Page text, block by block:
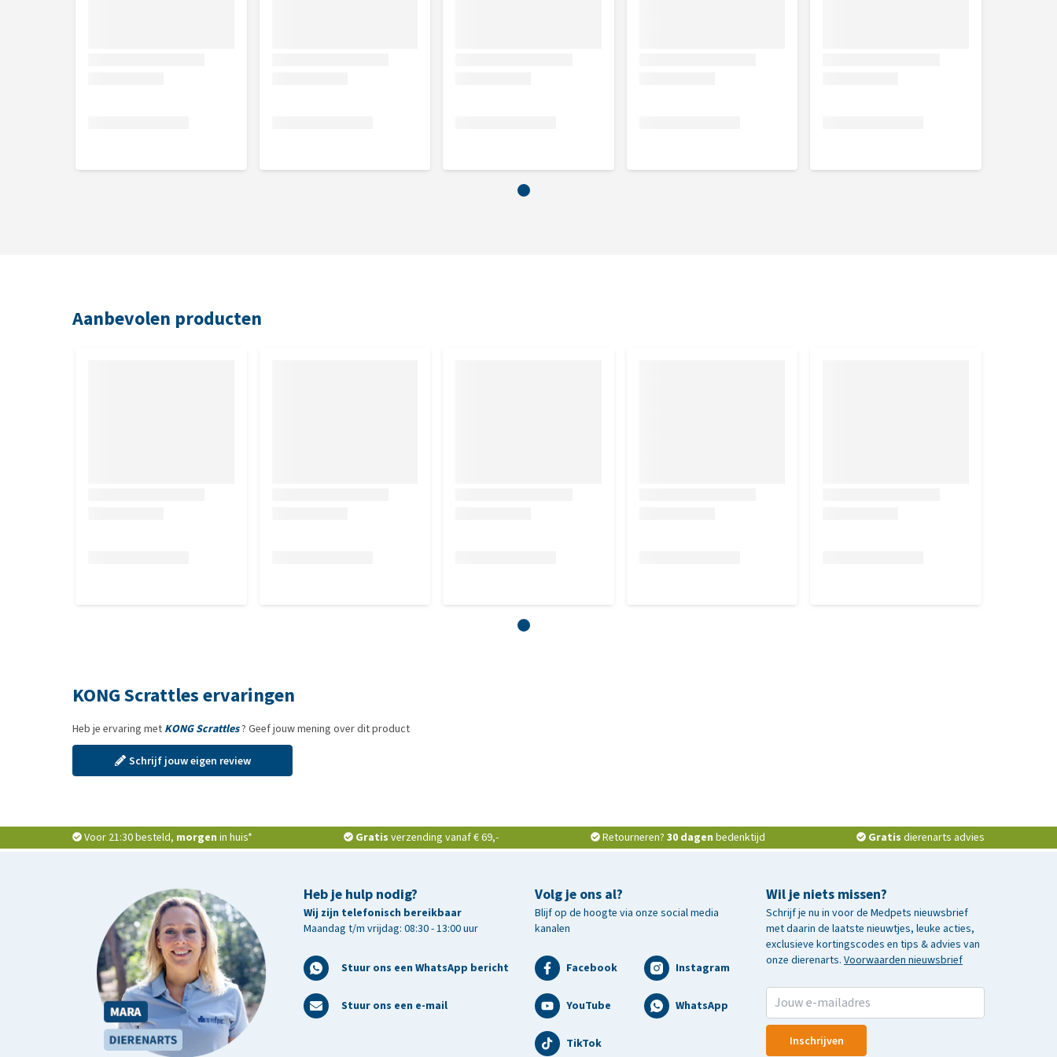
Aanbevolen producten
KONG Scrattles ervaringen
Heb je ervaring met KONG Scrattles? Geef jouw mening over dit product
Schrijf jouw eigen review
Voor 21:30 besteld, morgen in huis* Gratis verzending vanaf € 69,- Retourneren? 30 dagen bedenktijd Gratis dierenarts advies
Heb je hulp nodig?
Wij zijn telefonisch bereikbaar
Maandag t/m vrijdag: 08:30 - 13:00 uur
Stuur ons een WhatsApp bericht
Stuur ons een e-mail
Wil je niets missen?
Schrijf je nu in voor de Medpets nieuwsbrief
met daarin de laatste nieuwtjes, leuke acties,
exclusieve kortingscodes en tips & advies van
onze dierenarts. Voorwaarden nieuwsbrief
Inschrijven
Volg je ons al?
Blijf op de hoogte via onze social media
kanalen
Facebook Instagram
YouTube WhatsApp
TikTok